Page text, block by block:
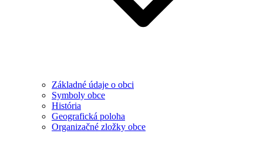
Základné údaje o obci
Symboly obce
História
Geografická poloha
Organizačné zložky obce